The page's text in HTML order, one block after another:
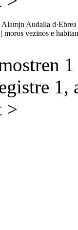
Audalla
vezinos e
1,
>